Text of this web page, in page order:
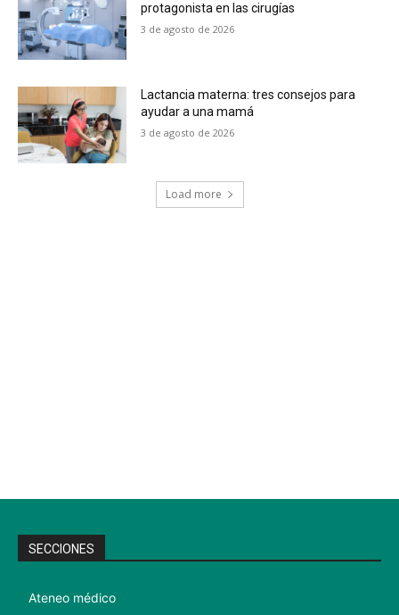
protagonista en las cirugías
3 de agosto de 2026
Lactancia materna: tres consejos para
ayudar a una mamá
3 de agosto de 2026
Load more
SECCIONES
Ateneo médico